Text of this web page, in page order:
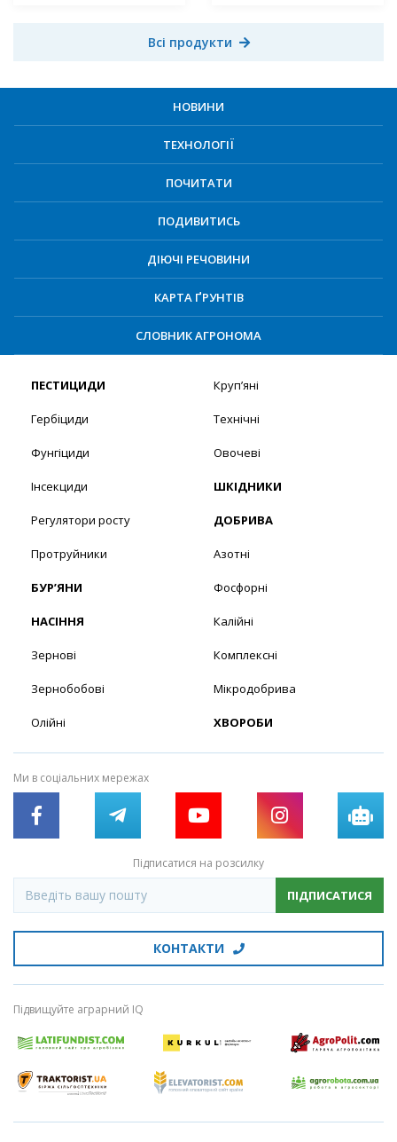
Всі продукти
НОВИНИ
ТЕХНОЛОГІЇ
ПОЧИТАТИ
ПОДИВИТИСЬ
ДІЮЧІ РЕЧОВИНИ
КАРТА ҐРУНТІВ
СЛОВНИК АГРОНОМА
ПЕСТИЦИДИ
Гербіциди
Фунгіциди
Інсекциди
Регулятори росту
Протруйники
БУР’ЯНИ
НАСІННЯ
Зернові
Зернобобові
Олійні
Круп’яні
Технічні
Овочеві
ШКІДНИКИ
ДОБРИВА
Азотні
Фосфорні
Калійні
Комплексні
Мікродобрива
ХВОРОБИ
Ми в соціальних мережах
Підписатися на розсилку
ПІДПИСАТИСЯ
КОНТАКТИ
Підвищуйте аграрний IQ